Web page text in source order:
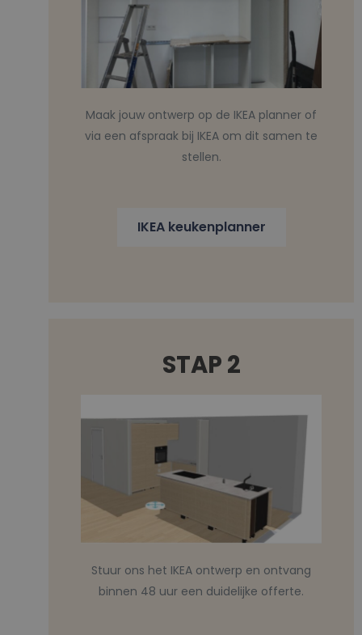
Maak jouw ontwerp op de IKEA planner of
via een afspraak bij IKEA om dit samen te
stellen.
IKEA keukenplanner
STAP 2
Stuur ons het IKEA ontwerp en ontvang
binnen 48 uur een duidelijke offerte.